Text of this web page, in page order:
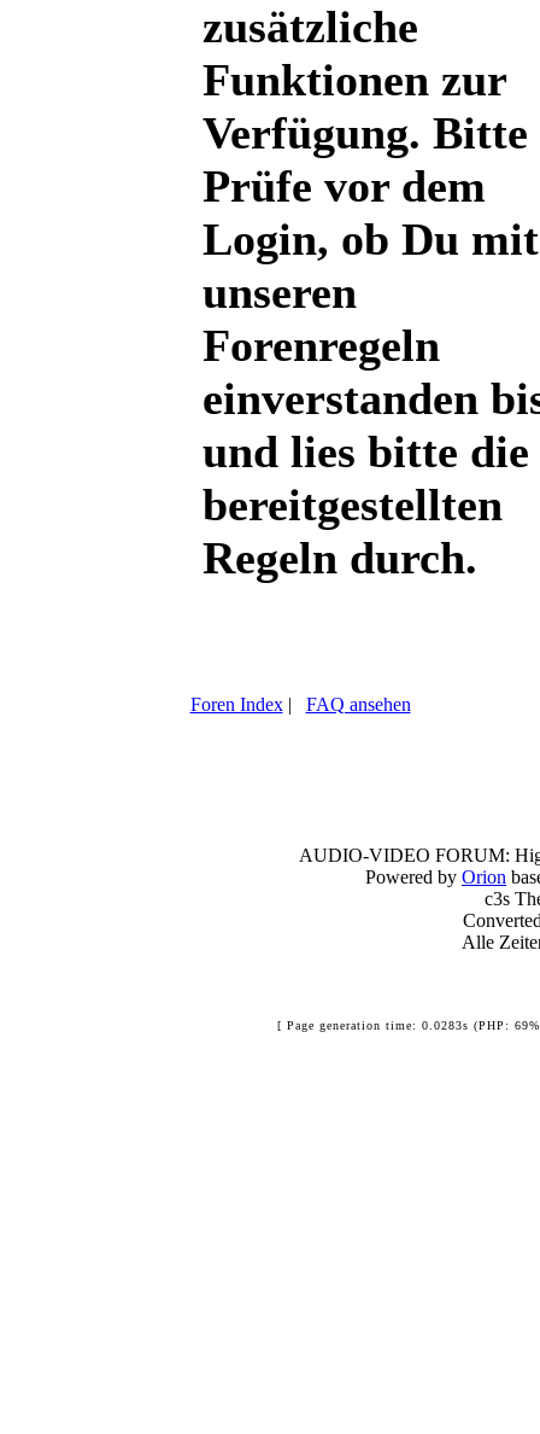
zusätzliche
Funktionen zur
Verfügung. Bitte
Prüfe vor dem
Login, ob Du mit
unseren
Forenregeln
einverstanden
und lies bitte die
bereitgestellten
Regeln durch.
Foren Index| FAQ ansehen
AUDIO-VIDEO FORUM:
Powered by Orion
c3s
Alle
[ Page generation time: 0.0283s (PHP: